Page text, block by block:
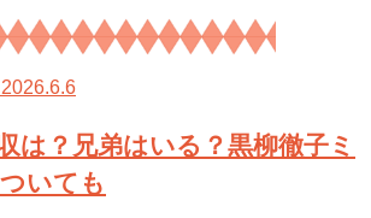
2026.6.6
は？兄弟はいる？黒柳徹子ミ
いても